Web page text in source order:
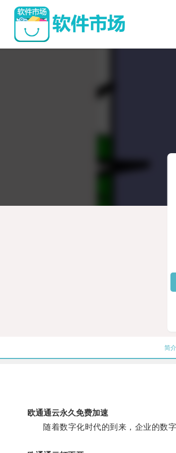
简介
欧通通云永久免费加速
随着数字化时代的到来，企业的数字